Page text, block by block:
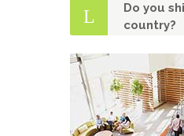
Do you
country?